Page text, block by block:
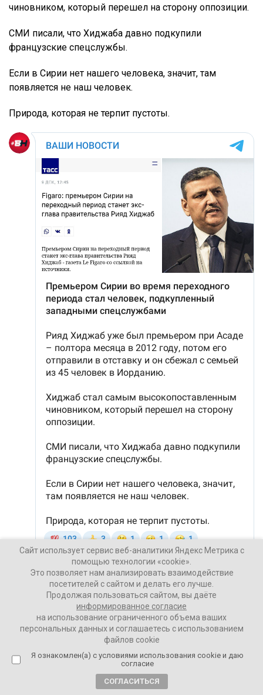
чиновником, который перешел на сторону оппозиции.
СМИ писали, что Хиджаба давно подкупили
французские спецслужбы.
Если в Сирии нет нашего человека, значит, там
появляется не наш человек.
Природа, которая не терпит пустоты.
Ваши Новости
09 декабря 2024
Сайт использует сервис веб-аналитики Яндекс Метрика с
помощью технологии «cookie».
Это позволяет нам анализировать взаимодействие
посетителей с сайтом и делать его лучше.
Продолжая пользоваться сайтом, вы даёте
информированное согласие
на использование ограниченного объема ваших
персональных данных и соглашаетесь с использованием
файлов cookie
Я ознакомлен(а) с условиями использования cookie и даю
согласие
СОГЛАСИТЬСЯ